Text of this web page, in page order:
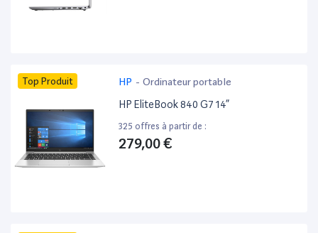
Top Produit HP - Ordinateur portable
HP EliteBook 840 G7 14”
325 offres à partir de :
279,00 €